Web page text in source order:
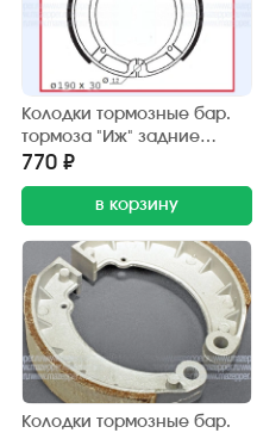
Колодки тормозные бар.
тормоза "Иж" задние
(190х30 мм.) Китай (2 шт.)
770 ₽
в корзину
Колодки тормозные бар.